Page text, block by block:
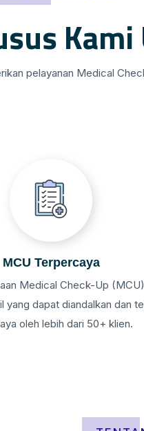
pelayanan Medical
MCU Terpercaya
Medical Check-Up
yang dapat diandalkan dan
oleh lebih dari 50+ klien.